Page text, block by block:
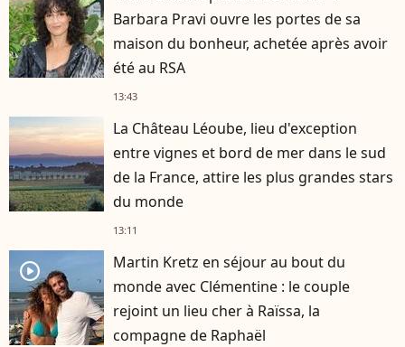
Barbara Pravi ouvre les portes de sa
maison du bonheur, achetée après avoir
été au RSA
13:43
La Château Léoube, lieu d'exception
entre vignes et bord de mer dans le sud
de la France, attire les plus grandes stars
du monde
13:11
player2
Martin Kretz en séjour au bout du
monde avec Clémentine : le couple
rejoint un lieu cher à Raïssa, la
compagne de Raphaël